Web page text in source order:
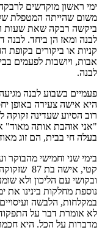
משום שהייתה המטפלת
ביקשה רבקה שאת שעות
לבנה ומאז הן ביחד.
קניות או ביקורים
אבות, ויושבות לפעמים
לבנה.
רוב הסיוע שעדינה זקוקה
בעלה חי בבית, הם זוג
בימי שני וחמישי
קטי,
ובקושי עם הליכון ולא
נוספת מחלקות בינינו את
במקלחות, הלבשה
לא אומרת דבר על
מדברות על הכל. היא